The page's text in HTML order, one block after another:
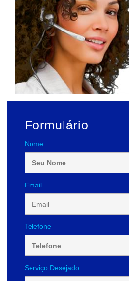
Formulário
Nome
Email
Telefone
Serviço Desejado